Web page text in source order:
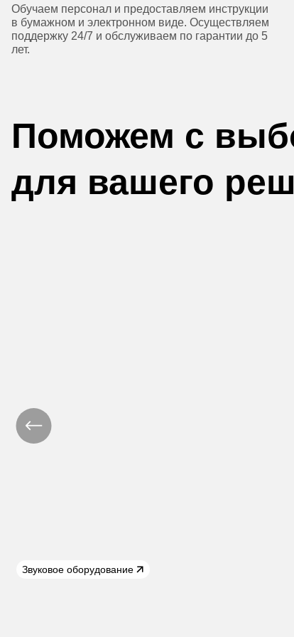
Обучаем персонал и предоставляем инструкции
в бумажном и электронном виде. Осуществляем
поддержку 24/7 и обслуживаем по гарантии до 5
лет.
Поможем с
для вашего
Звуковое оборудование